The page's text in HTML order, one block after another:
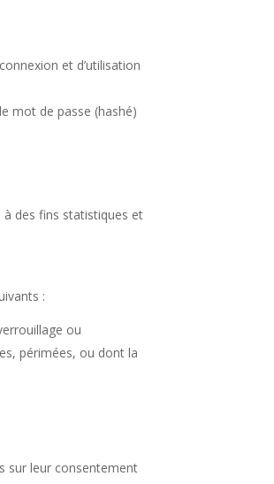
et d’utilisation
mot de passe (hashé)
des fins statistiques et
:
ou
périmées, ou dont la
sur leur consentement